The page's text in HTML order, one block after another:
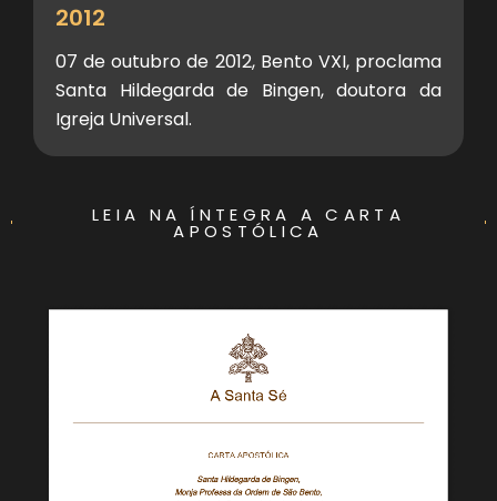
2012
07 de outubro de 2012, Bento VXI, proclama
Santa Hildegarda de Bingen, doutora da
Igreja Universal.
LEIA NA ÍNTEGRA A CARTA
APOSTÓLICA